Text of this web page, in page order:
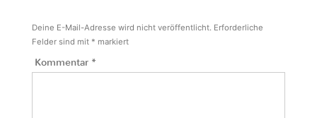
Deine E-Mail-Adresse wird nicht veröffentlicht. Erforderliche
Felder sind mit * markiert
Kommentar *